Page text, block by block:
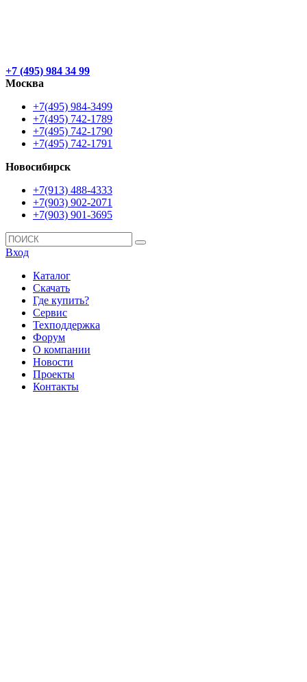
+7 (495) 984 34 99
Москва
+7(495) 984-3499
+7(495) 742-1789
+7(495) 742-1790
+7(495) 742-1791
Новосибирск
+7(913) 488-4333
+7(903) 902-2071
+7(903) 901-3695
Вход
Каталог
Скачать
Где купить?
Сервис
Техподдержка
Форум
О компании
Новости
Проекты
Контакты